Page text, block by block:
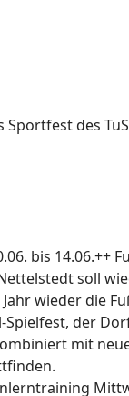
Sportfest des
bis 14.06.++
soll
wieder die
Spielfest, der
mit